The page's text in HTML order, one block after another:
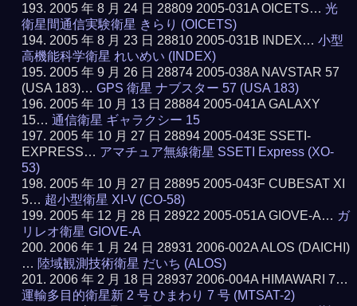
2005 年 8 月 24 日 28809 2005-031A OICETS…光
衛星間通信実験衛星 きらり (OICETS)
2005 年 8 月 23 日 28810 2005-031B INDEX…小型
高機能科学衛星 れいめい (INDEX)
2005 年 9 月 26 日 28874 2005-038A NAVSTAR 57
(USA 183)…GPS 衛星 ナブスター 57 (USA 183)
2005 年 10 月 13 日 28884 2005-041A GALAXY
15…通信衛星 ギャラクシー 15
2005 年 10 月 27 日 28894 2005-043E SSETI-
EXPRESS… アマチュア無線衛星 SSETI Express (XO-
53)
2005 年 10 月 27 日 28895 2005-043F CUBESAT XI
5… 超小型衛星 XI-V (CO-58)
2005 年 12 月 28 日 28922 2005-051A GIOVE-A… ガ
リレオ衛星 GIOVE-A
2006 年 1 月 24 日 28931 2006-002A ALOS (DAICHI)
… 陸域観測技術衛星 だいち (ALOS)
2006 年 2 月 18 日 28937 2006-004A HIMAWARI 7…
運輸多目的衛星新 2 号 ひまわり 7 号 (MTSAT-2)